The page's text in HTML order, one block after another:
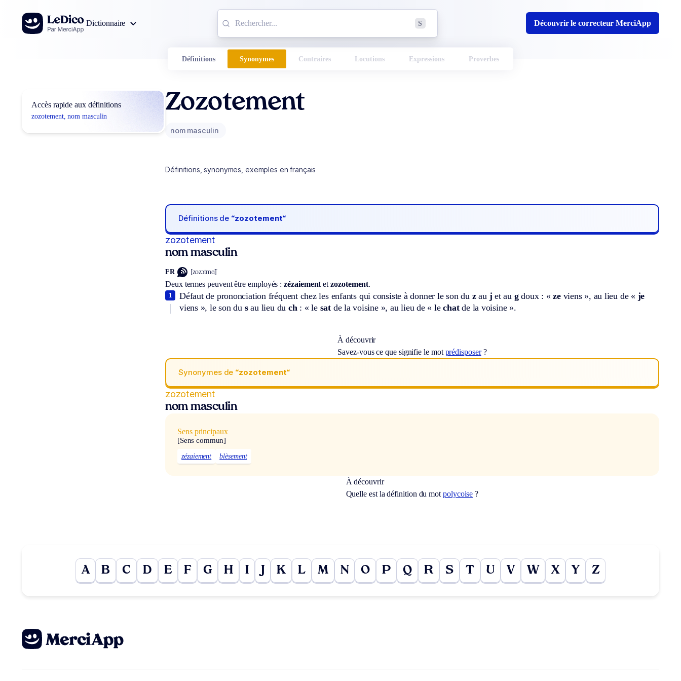
Aller au contenu
Dictionnaire
S Découvrir le correcteur MerciApp
Définitions Synonymes Contraires Locutions Expressions Proverbes
Accès rapide aux définitions
zozotement, nom masculin
Zozotement
nom masculin
Définitions, synonymes, exemples en français
Définitions de “zozotement“
zozotement
nom masculin
FR [zozɔtmɑ̃]
Deux termes peuvent être employés :zézaiement etzozotement.
Défaut de prononciation fréquent chez les enfants qui consiste à donner le son du zau j et au gdoux : «zeviens », au lieu de « je
viens », le son du sau lieu du ch : « le satde la voisine », au lieu de « lechatde la voisine ».
1
À découvrir
Savez-vous ce que signifie le mot prédisposer?
Synonymes de “zozotement“
zozotement
nom masculin
Sens principaux
[Sens commun]
zézaiement blèsement
À découvrir
Quelle est la définition du motpolycoise ?
A B C D E F G H I J K L M N O P Q R S T U V W X Y Z